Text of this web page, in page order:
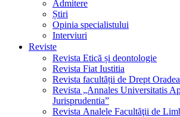
Admitere
Știri
Opinia specialistului
Interviuri
Reviste
Revista Etică și deontologie
Revista Fiat Iustitia
Revista facultății de Drept Oradea
Revista „Annales Universitatis
Jurisprudentia”
Revista Analele Facultăţii de